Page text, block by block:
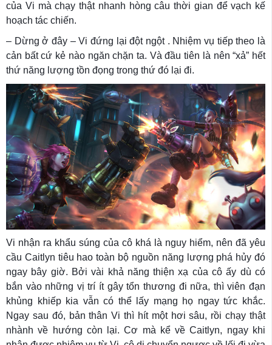
của Vi mà chạy thật nhanh hòng câu thời gian để vạch kế
hoạch tác chiến.
– Dừng ở đây – Vi đứng lại đột ngột . Nhiệm vụ tiếp theo là
cản bất cứ kẻ nào ngăn chặn ta. Và đầu tiên là nên “xả” hết
thứ năng lượng tồn đọng trong thứ đó lại đi.
Vi nhận ra khẩu súng của cô khá là nguy hiểm, nên đã yêu
cầu Caitlyn tiêu hao toàn bộ nguồn năng lượng phá hủy đó
ngay bây giờ. Bởi vài khả năng thiện xạ của cô ấy dù có
bắn vào những vị trí ít gây tổn thương đi nữa, thì viên đạn
khủng khiếp kia vẫn có thể lấy mạng họ ngay tức khắc.
Ngay sau đó, bản thân Vi thì hít một hơi sâu, rồi chạy thật
nhành về hướng còn lại. Cơ mà kể về Caitlyn, ngay khi